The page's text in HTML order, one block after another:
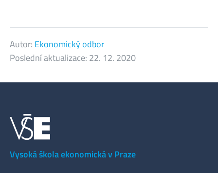
Autor: Ekonomický odbor
Poslední aktualizace: 22. 12. 2020
Vysoká škola ekonomická v Praze